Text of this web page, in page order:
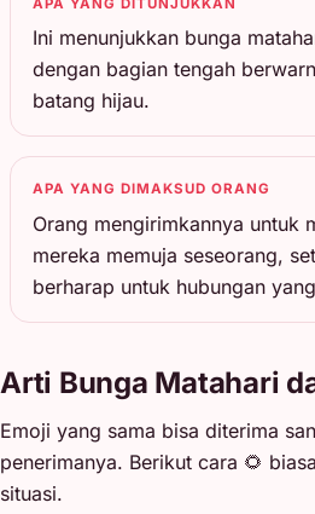
Ini menunjukkan bunga
dengan bagian tengah
batang hijau.
APA YANG DIMAKSUD ORANG
Orang mengirimkannya untuk
mereka memuja seseorang,
berharap untuk hubungan
Arti Bunga Matahari
Emoji yang sama bisa diterima
penerimanya. Berikut cara 🌻
situasi.